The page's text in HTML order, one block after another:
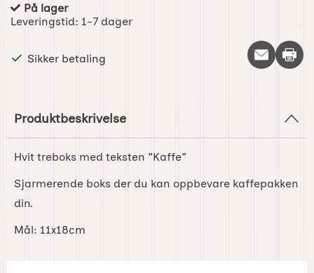
Produkttilgjengelighet:
På lager
Leveringstid: 1-7 dager
Sikker betaling Skriv
Produktbeskrivelse
Hvit treboks med teksten "Kaffe"
Sjarmerende boks der du kan oppbevare kaffepakken
din.
Mål: 11x18cm